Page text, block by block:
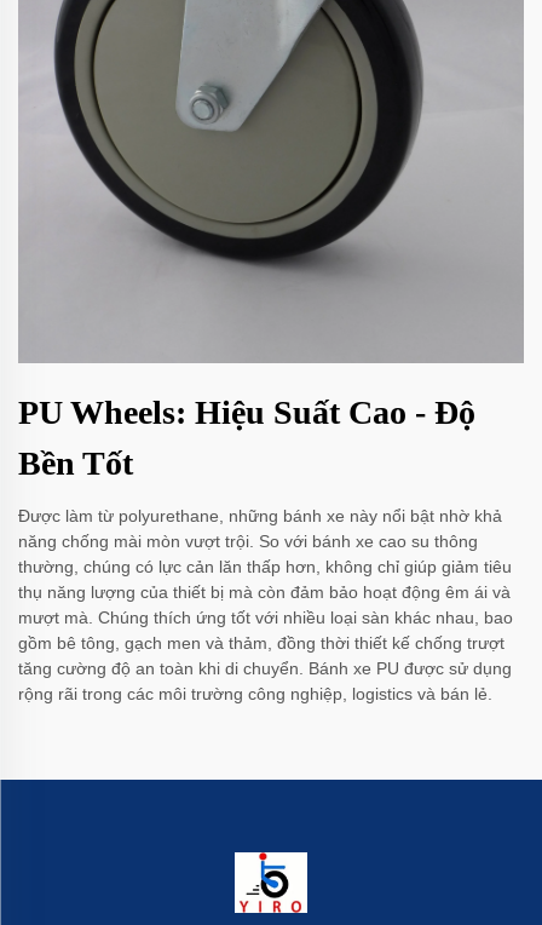
PU Wheels: Hiệu Suất Cao - Độ
Bền Tốt
Được làm từ polyurethane, những bánh xe này nổi bật nhờ khả
năng chống mài mòn vượt trội. So với bánh xe cao su thông
thường, chúng có lực cản lăn thấp hơn, không chỉ giúp giảm tiêu
thụ năng lượng của thiết bị mà còn đảm bảo hoạt động êm ái và
mượt mà. Chúng thích ứng tốt với nhiều loại sàn khác nhau, bao
gồm bê tông, gạch men và thảm, đồng thời thiết kế chống trượt
tăng cường độ an toàn khi di chuyển. Bánh xe PU được sử dụng
rộng rãi trong các môi trường công nghiệp, logistics và bán lẻ.